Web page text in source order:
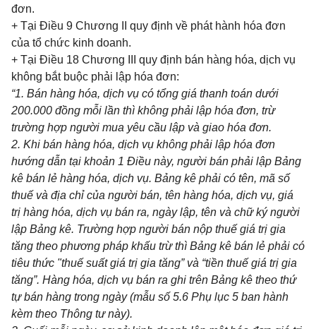
đơn.
+ Tại Điều 9 Chương II quy định về phát hành hóa đơn
của tổ chức kinh doanh.
+ Tại Điều 18 Chương III quy định bán hàng hóa, dịch vụ
không bắt buộc phải lập hóa đơn:
“1. Bán hàng hóa, dịch vụ có tổng giá thanh toán dưới
200.000 đồng mỗi lần thì không phải lập hóa đơn, trừ
trường hợp người mua yêu cầu lập và giao hóa đơn.
2. Khi bán hàng hóa, dịch vụ không phải lập hóa đơn
hướng dẫn tại khoản 1 Điều này, người bán phải lập Bảng
kê bán lẻ hàng hóa, dịch vụ. Bảng kê phải có tên, mã số
thuế và địa chỉ của người bán, tên hàng hóa, dịch vụ, giá
trị hàng hóa, dịch vụ bán ra, ngày lập, tên và chữ kýngười
lập Bảng kê. Trường hợp người bán nộp thuế giá trị gia
tăng theo phương pháp khấu trừ thì Bảng kê bán lẻ phải có
tiêu thức "thuế suất giá trị gia tăng” và “tiền thuế giá trị gia
tăng”. Hàng hóa, dịch vụ bán ra ghi trên Bảng kê theo thứ
tự bán hàng trong ngày (mẫu số 5.6 Phụ lục 5 ban hành
kèm theo Thông tư này).